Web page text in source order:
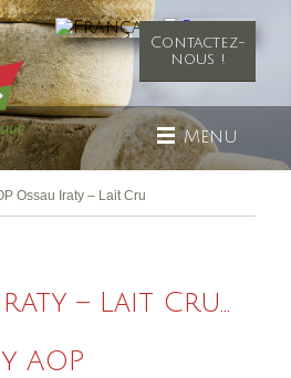
Menu
Contactez-
nous !
Ossau Iraty – Lait Cru
– Lait Cru...
AOP